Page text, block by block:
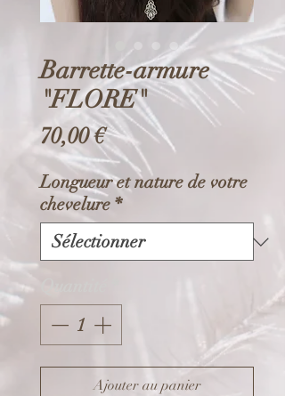
Barrette-armure
"FLORE"
70,00 €Prix
Longueur et nature de votre
chevelure *
Ajouter au panier